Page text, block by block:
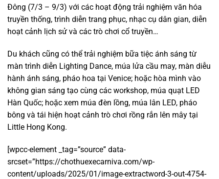
Đông (7/3 – 9/3) với các hoạt động trải nghiệm văn hóa
truyền thống, trình diễn trang phục, nhạc cụ dân gian, diễn
hoạt cảnh lịch sử và các trò chơi cổ truyền…
Du khách cũng có thể trải nghiệm bữa tiệc ánh sáng từ
màn trình diễn Lighting Dance, múa lửa cầu may, màn diễu
hành ánh sáng, pháo hoa tại Venice; hoặc hòa mình vào
không gian sáng tạo cùng các workshop, múa quạt LED
Hàn Quốc; hoặc xem múa đèn lồng, múa lân LED, pháo
bông và tái hiện hoạt cảnh trò chơi rồng rắn lên mây tại
Little Hong Kong.
[wpcc-element _tag=”source” data-
srcset=”https://chothuexecarniva.com/wp-
content/uploads/2025/01/image-extractword-3-out-4754-